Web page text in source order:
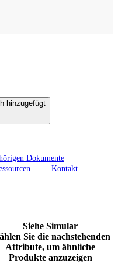
hinzugefügt
Dokumente
Kontakt
Siehe Simular
Sie die nachstehenden
Attribute, um ähnliche
Produkte anzuzeigen